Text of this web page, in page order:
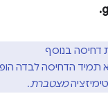
בנוסף
הדחיסה לבדה הופכת
מצטברת.